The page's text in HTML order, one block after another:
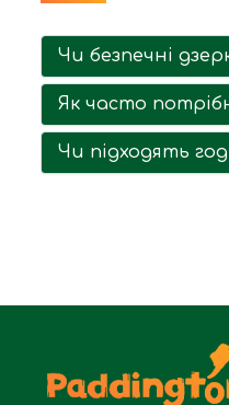
Чи безпечні
Як часто
Чи підходять